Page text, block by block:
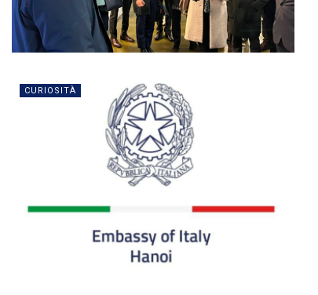
CURIOSITÀ